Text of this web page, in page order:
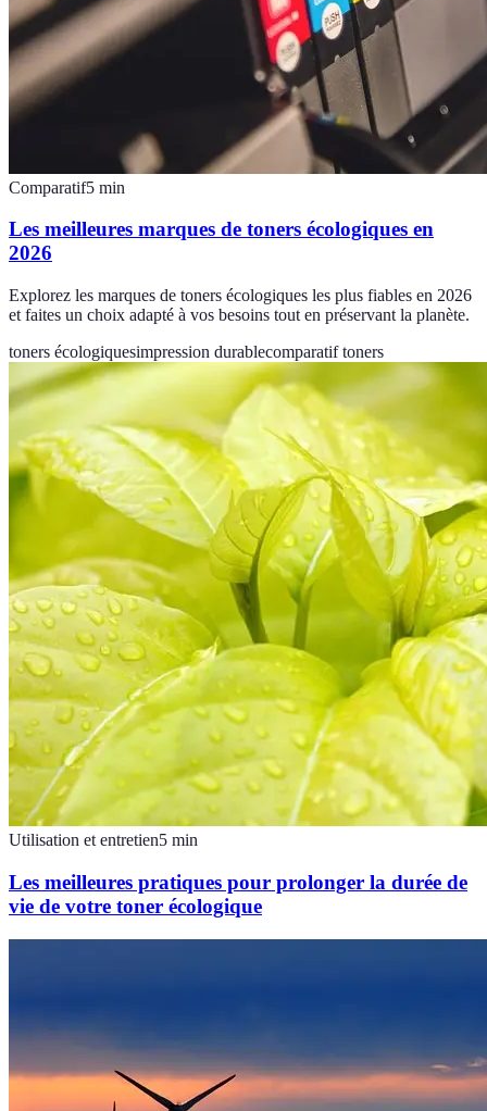
Comparatif5 min
Les meilleures marques de toners écologiques en
2026
Explorez les marques de toners écologiques les plus fiables en 2026
et faites un choix adapté à vos besoins tout en préservant la planète.
toners écologiquesimpression durablecomparatif toners
Utilisation et entretien5 min
Les meilleures pratiques pour prolonger la durée de
vie de votre toner écologique